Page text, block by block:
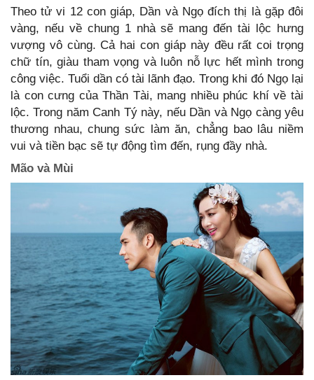
Theo tử vi 12 con giáp, Dần và Ngọ đích thị là gặp đôi
vàng, nếu về chung 1 nhà sẽ mang đến tài lộc hưng
vượng vô cùng. Cả hai con giáp này đều rất coi trọng
chữ tín, giàu tham vọng và luôn nỗ lực hết mình trong
công việc. Tuổi dần có tài lãnh đạo. Trong khi đó Ngọ lại
là con cưng của Thần Tài, mang nhiều phúc khí về tài
lộc. Trong năm Canh Tý này, nếu Dần và Ngọ càng yêu
thương nhau, chung sức làm ăn, chẳng bao lâu niềm
vui và tiền bạc sẽ tự động tìm đến, rụng đầy nhà.
Mão và Mùi